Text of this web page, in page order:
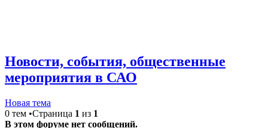
Новости, события, общественные
мероприятия в САО
Новая тема
0 тем •Страница 1 из 1
В этом форуме нет сообщений.